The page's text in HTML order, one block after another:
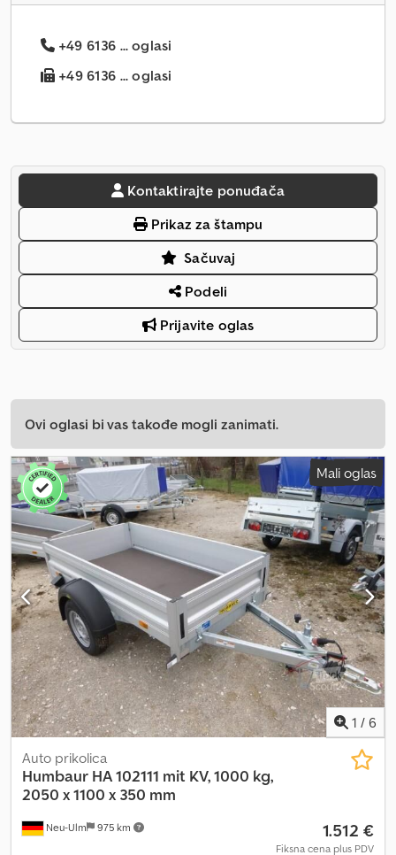
+49 6136 ... oglasi
+49 6136 ... oglasi
Kontaktirajte ponuđača
Prikaz za štampu
Sačuvaj
Podeli
Prijavite oglas
Ovi oglasi bi vas takođe mogli zanimati.
Mali oglas
1 / 6
Neu-Ulm 975 km
Auto prikolica
Humbaur HA 102111 mit KV, 1000 kg,
2050 x 1100 x 350 mm
1.512 €
Fiksna cena plus PDV